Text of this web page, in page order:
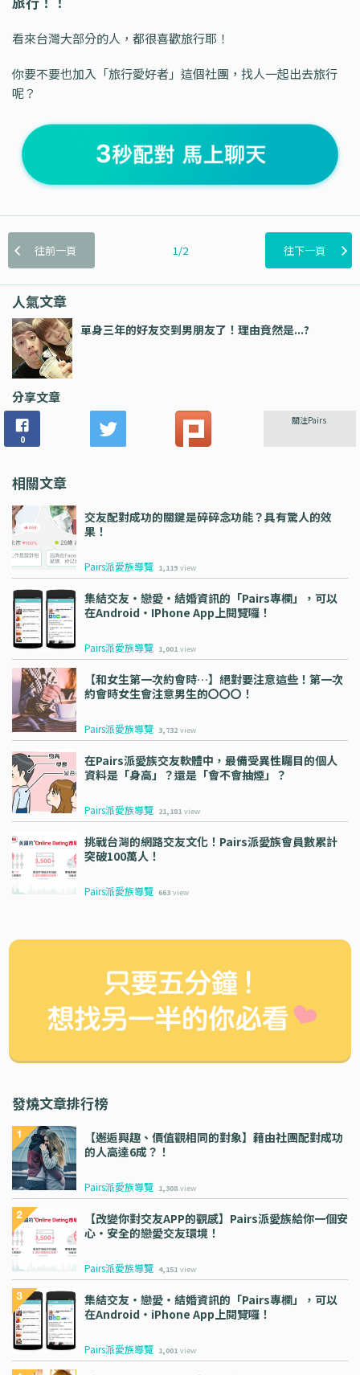
看來台灣大部分的人，都很喜歡旅行耶！
你要不要也加入「旅行愛好者」這個社團，找人一起出去旅行
呢？
往前一頁 1/2 往下一頁
人氣文章
單身三年的好友交到男朋友了！理由竟然是...?
分享文章
0
關注Pairs
相關文章
交友配對成功的關鍵是碎碎念功能？具有驚人的效
果！
Pairs派愛族導覽 1,119 view
集結交友・戀愛・結婚資訊的「Pairs專欄」，可以
在Android・iPhone App上閱覽囉！
Pairs派愛族導覽 1,001 view
【和女生第一次約會時…】絕對要注意這些！第一次
約會時女生會注意男生的〇〇〇！
Pairs派愛族導覽 3,732 view
在Pairs派愛族交友軟體中，最備受異性矚目的個人
資料是「身高」？還是「會不會抽煙」？
Pairs派愛族導覽 21,181 view
挑戰台灣的網路交友文化！Pairs派愛族會員數累計
突破100萬人！
Pairs派愛族導覽 663 view
發燒文章排行榜
【邂逅興趣、價值觀相同的對象】藉由社團配對成功
的人高達6成？！
Pairs派愛族導覽 1,308 view
【改變你對交友APP的觀感】Pairs派愛族給你一個安
心・安全的戀愛交友環境！
Pairs派愛族導覽 4,151 view
集結交友・戀愛・結婚資訊的「Pairs專欄」，可以
在Android・iPhone App上閱覽囉！
Pairs派愛族導覽 1,001 view